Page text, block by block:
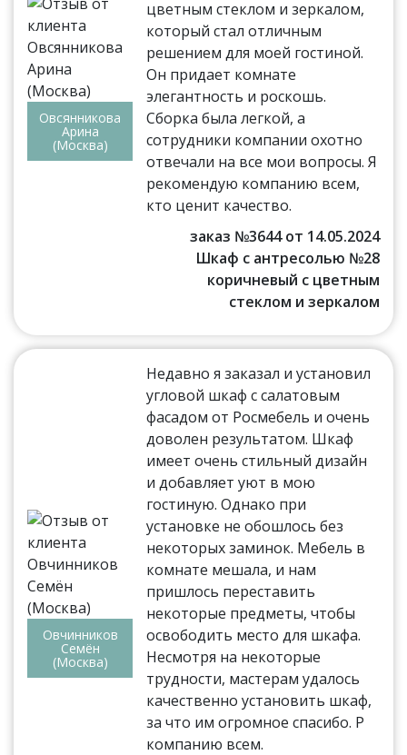
Овсянникова
Арина
(Москва)
цветным стеклом и зеркалом,
который стал отличным
решением для моей гостиной.
Он придает комнате
элегантность и роскошь.
Сборка была легкой, а
сотрудники компании охотно
отвечали на все мои вопросы. Я
рекомендую компанию всем,
кто ценит качество.
заказ №3644 от 14.05.2024
Шкаф с антресолью №28
коричневый с цветным
стеклом и зеркалом
Овчинников
Семён
(Москва)
Недавно я заказал и установил
угловой шкаф с салатовым
фасадом от Росмебель и очень
доволен результатом. Шкаф
имеет очень стильный дизайн
и добавляет уют в мою
гостиную. Однако при
установке не обошлось без
некоторых заминок. Мебель в
комнате мешала, и нам
пришлось переставить
некоторые предметы, чтобы
освободить место для шкафа.
Несмотря на некоторые
трудности, мастерам удалось
качественно установить шкаф,
за что им огромное спасибо. Р
компанию всем.